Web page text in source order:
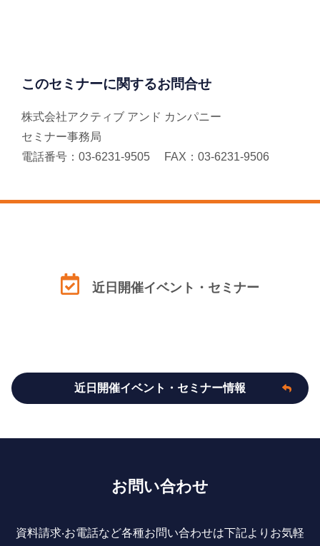
このセミナーに関するお問合せ
株式会社アクティブ アンド カンパニー
セミナー事務局
電話番号：03-6231-9505 FAX：03-6231-9506
近日開催イベント・セミナー
近日開催イベント・セミナー情報
お問い合わせ
資料請求‧お電話など各種お問い合わせは下記よりお気軽